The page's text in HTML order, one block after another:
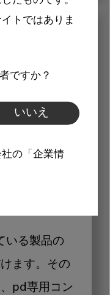
トではありま
ですか？
いいえ
社の「企業情
れている
能
いる製品の
ます。その
pd専用コン